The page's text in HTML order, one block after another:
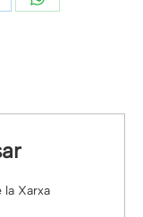
Share
la Xarxa